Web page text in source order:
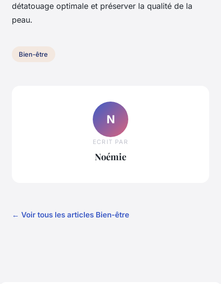
détatouage optimale et préserver la qualité de la
peau.
Bien-être
N
ECRIT PAR
Noémie
← Voir tous les articles Bien-être